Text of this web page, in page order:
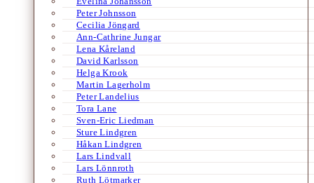
Peter Johnsson
Cecilia Jöngard
Ann-Cathrine Jungar
Lena Kåreland
David Karlsson
Helga Krook
Martin Lagerholm
Peter Landelius
Tora Lane
Sven-Eric Liedman
Sture Lindgren
Håkan Lindgren
Lars Lindvall
Lars Lönnroth
Ruth Lötmarker